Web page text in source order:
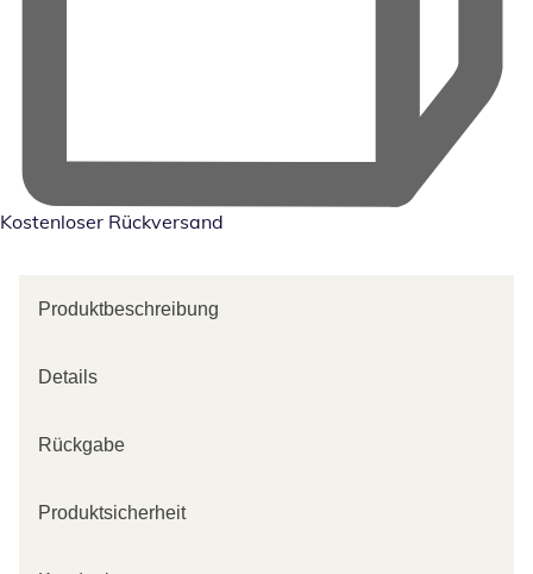
Kostenloser Rückversand
Produktbeschreibung
Details
Rückgabe
Produktsicherheit